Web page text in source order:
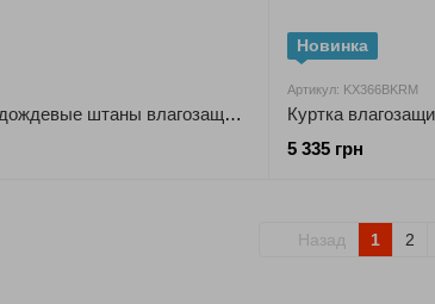
Классические дождевые штаны влагозащитные PORTWEST S441
Новинка
Артикул: KX366BKRM
5 335 грн
Назад 1 2